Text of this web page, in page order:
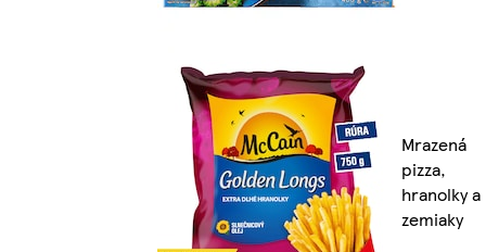
Mrazená
pizza,
hranolky a
zemiaky